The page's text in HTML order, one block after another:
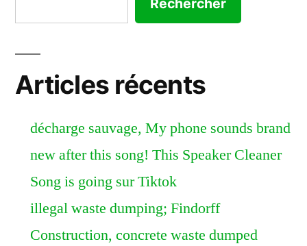
Rechercher
Articles récents
décharge sauvage, My phone sounds brand
new after this song! This Speaker Cleaner
Song is going sur Tiktok
illegal waste dumping; Findorff
Construction, concrete waste dumped